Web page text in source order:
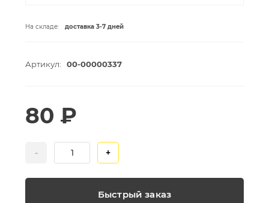
На складе: доставка 3-7 дней
Артикул: 00-00000337
- +
80 ₽
Быстрый заказ